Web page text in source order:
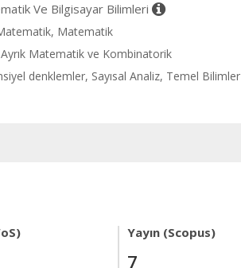
Ve Bilgisayar Bilimleri
Matematik
Matematik ve Kombinatorik
denklemler, Sayısal Analiz, Temel Bilimler
Yayın (Scopus)
7